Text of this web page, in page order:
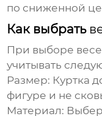
по сниженной
Как выбрать
При выборе
учитывать
Размер: Куртка
фигуре и не
Материал: